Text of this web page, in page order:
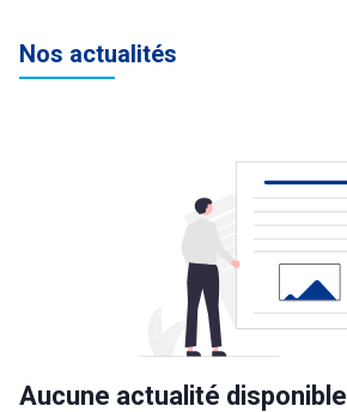
Nos actualités
Aucune actualité disponible